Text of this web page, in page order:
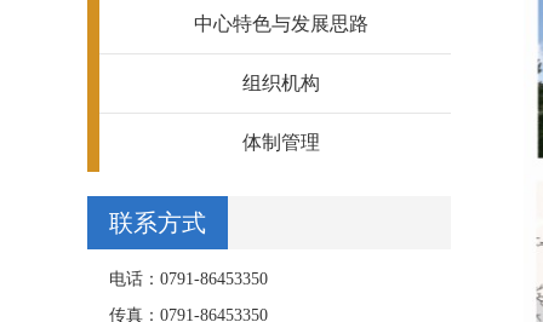
中心特色与发展思路
组织机构
体制管理
联系方式
电话：0791-86453350
传真：0791-86453350